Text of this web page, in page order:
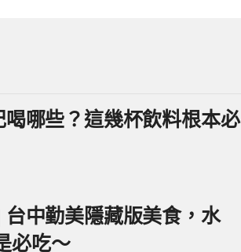
喝哪些？這幾杯飲料根本必
台中勤美隱藏版美食，水
必吃～